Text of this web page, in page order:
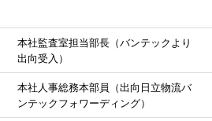
本社監査室担当部長（バンテックより
出向受入）
本社人事総務本部員（出向日立物流バ
ンテックフォワーディング）